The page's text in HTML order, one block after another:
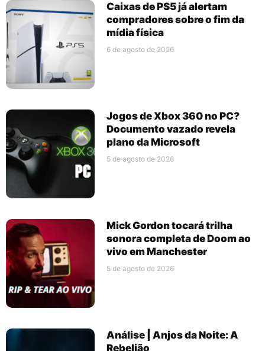
Caixas de PS5 já alertam
compradores sobre o fim da
mídia física
6 de agosto de 2026
Jogos de Xbox 360 no PC?
Documento vazado revela
plano da Microsoft
5 de agosto de 2026
Mick Gordon tocará trilha
sonora completa de Doom ao
vivo em Manchester
5 de agosto de 2026
Análise | Anjos da Noite: A
Rebelião